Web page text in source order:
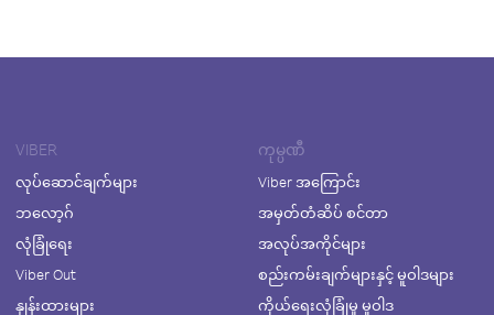
VIBER
လုပ်ဆောင်ချက်များ
ဘလော့ဂ်
လုံခြုံရေး
Viber Out
နှုန်းထားများ
ကုမ္ပဏီ
Viber အကြောင်း
အမှတ်တံဆိပ် စင်တာ
အလုပ်အကိုင်များ
စည်းကမ်းချက်များနှင့် မူဝါဒများ
ကိုယ်ရေးလုံခြုံမှု မူဝါဒ